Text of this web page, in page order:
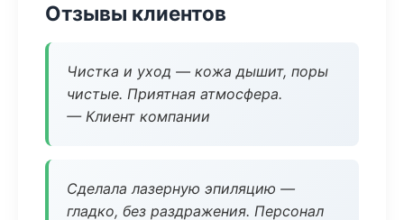
Отзывы клиентов
Чистка и уход — кожа дышит, поры
чистые. Приятная атмосфера.
— Клиент компании
Сделала лазерную эпиляцию —
гладко, без раздражения. Персонал